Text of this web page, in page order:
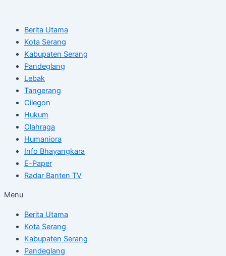
contentBerita Utama
Kota Serang
Kabupaten Serang
Pandeglang
Lebak
Tangerang
Cilegon
Hukum
Olahraga
Humaniora
Info Bhayangkara
E-Paper
Radar Banten TV
Menu
Berita Utama
Kota Serang
Kabupaten Serang
Pandeglang